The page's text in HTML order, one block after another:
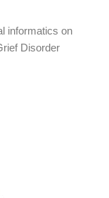
informatics on
Disorder